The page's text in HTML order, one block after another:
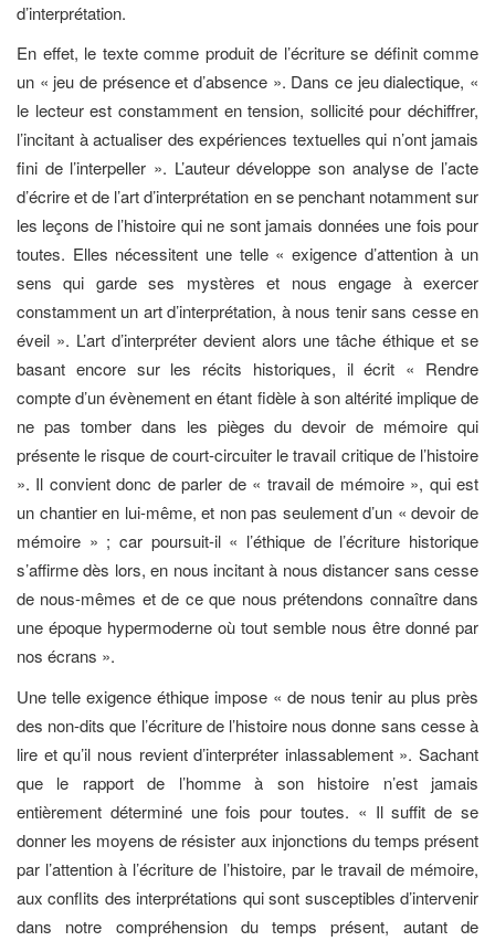
d’interprétation.
En effet, le texte comme produit de l’écriture se définit comme
un « jeu de présence et d’absence ». Dans ce jeu dialectique, «
le lecteur est constamment en tension, sollicité pour déchiffrer,
l’incitant à actualiser des expériences textuelles qui n’ont jamais
fini de l’interpeller ». L’auteur développe son analyse de l’acte
d’écrire et de l’art d’interprétation en se penchant notamment sur
les leçons de l’histoire qui ne sont jamais données une fois pour
toutes. Elles nécessitent une telle « exigence d’attention à un
sens qui garde ses mystères et nous engage à exercer
constamment un art d’interprétation, à nous tenir sans cesse en
éveil ». L’art d’interpréter devient alors une tâche éthique et se
basant encore sur les récits historiques, il écrit « Rendre
compte d’un évènement en étant fidèle à son altérité implique de
ne pas tomber dans les pièges du devoir de mémoire qui
présente le risque de court-circuiter le travail critique de l’histoire
». Il convient donc de parler de « travail de mémoire », qui est
un chantier en lui-même, et non pas seulement d’un « devoir de
mémoire » ; car poursuit-il « l’éthique de l’écriture historique
s’affirme dès lors, en nous incitant à nous distancer sans cesse
de nous-mêmes et de ce que nous prétendons connaître dans
une époque hypermoderne où tout semble nous être donné par
nos écrans ».
Une telle exigence éthique impose « de nous tenir au plus près
des non-dits que l’écriture de l’histoire nous donne sans cesse à
lire et qu’il nous revient d’interpréter inlassablement ». Sachant
que le rapport de l’homme à son histoire n’est jamais
entièrement déterminé une fois pour toutes. « Il suffit de se
donner les moyens de résister aux injonctions du temps présent
par l’attention à l’écriture de l’histoire, par le travail de mémoire,
aux conflits des interprétations qui sont susceptibles d’intervenir
dans notre compréhension du temps présent, autant de